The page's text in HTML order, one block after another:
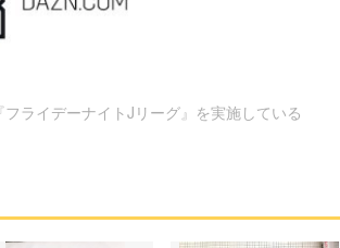
ライデーナイトJリーグ』を実施している